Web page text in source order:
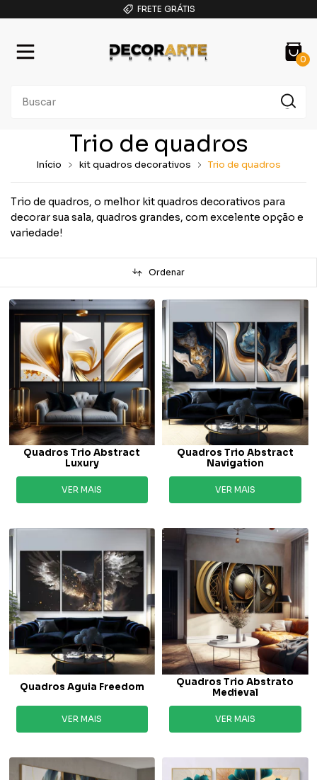
FRETE GRÁTIS
0
Trio de quadros
Início kit quadros decorativos Trio de quadros
Trio de quadros, o melhor kit quadros decorativos para
decorar sua sala, quadros grandes, com excelente opção e
variedade!
Ordenar
Quadros Trio Abstract
Luxury
VER MAIS
Quadros Trio Abstract
Navigation
VER MAIS
Quadros Aguia Freedom
VER MAIS
Quadros Trio Abstrato
Medieval
VER MAIS